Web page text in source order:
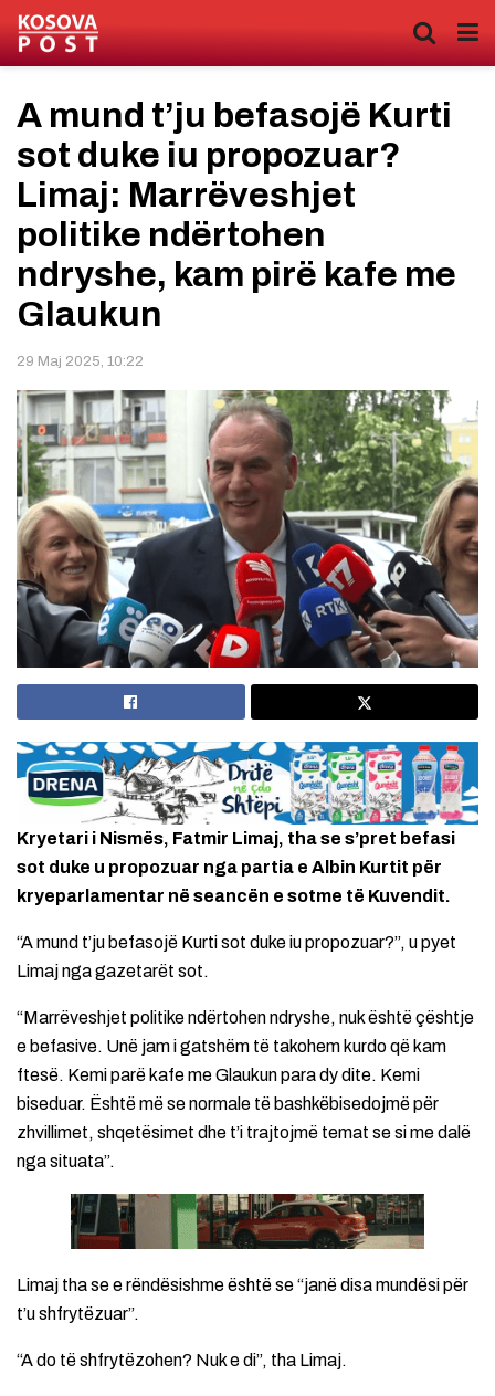
A mund t’ju befasojë Kurti
sot duke iu propozuar?
Limaj: Marrëveshjet
politike ndërtohen
ndryshe, kam pirë kafe me
Glaukun
29 Maj 2025, 10:22
Kryetari i Nismës, Fatmir Limaj, tha se s’pret befasi
sot duke u propozuar nga partia e Albin Kurtit për
kryeparlamentar në seancën e sotme të Kuvendit.
“A mund t’ju befasojë Kurti sot duke iu propozuar?”, u pyet
Limaj nga gazetarët sot.
“Marrëveshjet politike ndërtohen ndryshe, nuk është çështje
e befasive. Unë jam i gatshëm të takohem kurdo që kam
ftesë. Kemi parë kafe me Glaukun para dy dite. Kemi
biseduar. Është më se normale të bashkëbisedojmë për
zhvillimet, shqetësimet dhe t’i trajtojmë temat se si me dalë
nga situata”.
Limaj tha se e rëndësishme është se “janë disa mundësi për
t’u shfrytëzuar”.
“A do të shfrytëzohen? Nuk e di”, tha Limaj.